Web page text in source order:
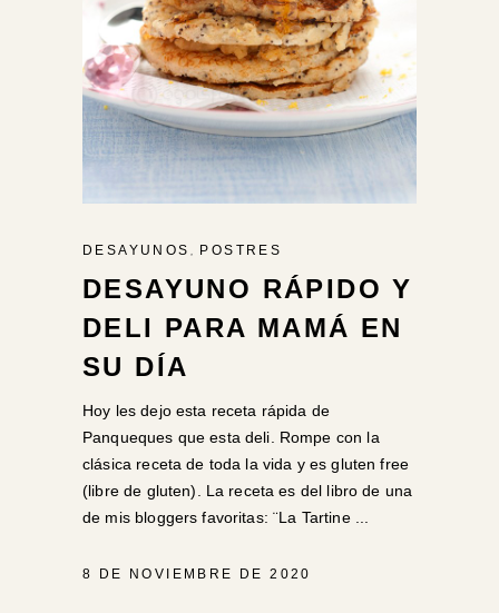
DESAYUNOS , POSTRES
DESAYUNO RÁPIDO Y
DELI PARA MAMÁ EN
SU DÍA
Hoy les dejo esta receta rápida de
Panqueques que esta deli. Rompe con la
clásica receta de toda la vida y es gluten free
(libre de gluten). La receta es del libro de una
de mis bloggers favoritas: ¨La Tartine
8 DE NOVIEMBRE DE 2020